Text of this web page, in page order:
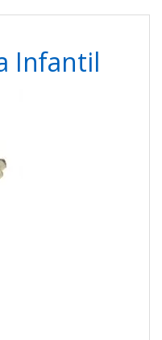
Infantil